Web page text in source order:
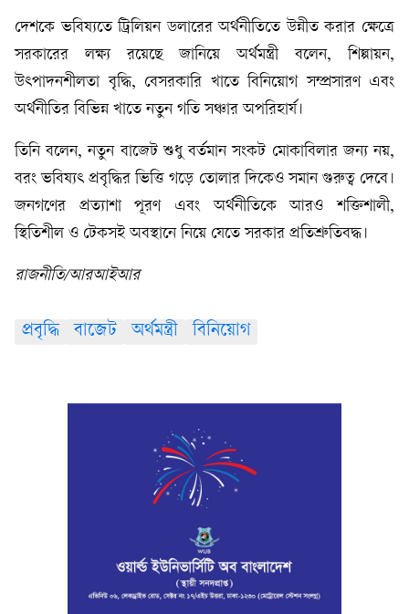
দেশকে ভবিষ্যতে ট্রিলিয়ন ডলারের অর্থনীতিতে উন্নীত করার ক্ষেত্রে
সরকারের লক্ষ্য রয়েছে জানিয়ে অর্থমন্ত্রী বলেন, শিল্পায়ন,
উৎপাদনশীলতা বৃদ্ধি, বেসরকারি খাতে বিনিয়োগ সম্প্রসারণ এবং
অর্থনীতির বিভিন্ন খাতে নতুন গতি সঞ্চার অপরিহার্য।
তিনি বলেন, নতুন বাজেট শুধু বর্তমান সংকট মোকাবিলার জন্য নয়,
বরং ভবিষ্যৎ প্রবৃদ্ধির ভিত্তি গড়ে তোলার দিকেও সমান গুরুত্ব দেবে।
জনগণের প্রত্যাশা পূরণ এবং অর্থনীতিকে আরও শক্তিশালী,
স্থিতিশীল ও টেকসই অবস্থানে নিয়ে যেতে সরকার প্রতিশ্রুতিবদ্ধ।
রাজনীতি/আরআইআর
প্রবৃদ্ধি বাজেট অর্থমন্ত্রী বিনিয়োগ